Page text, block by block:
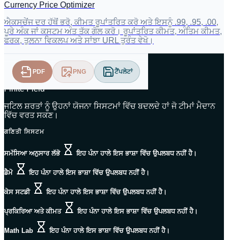
Currency Price Optimizer
ਐਕਸਚੇਂਜ ਦਰ ਹੱਥੋਂ ਭਰੋ, ਕੀਮਤ ਰੂਪਾਂਤਰਿਤ ਕਰੋ ਅਤੇ ਇਸਨੂੰ .99, .95, .00,
ਪੂਰੇ ਅੰਕ ਜਾਂ ਕਸਟਮ ਅੰਤ ਤੱਕ ਗੋਲ ਕਰੋ। ਰੂਪਾਂਤਰਿਤ ਕੀਮਤ, ਅੰਤਿਮ ਕੀਮਤ,
ਫਰਕ, ਤੁਲਨਾ ਵਿਕਲਪ ਅਤੇ ਸਾਂਝਾ URL ਤੁਰੰਤ ਵੇਖੋ।
PDF PNG ਟੈਂਪਲੇਟਾਂ
Finite Field
ਜਟਿਲ ਸ਼ਰਤਾਂ ਨੂੰ ਉਹਨਾਂ ਯੋਜਨਾ ਸਿਸਟਮਾਂ ਵਿੱਚ ਬਦਲਦੇ ਹਾਂ ਜੋ ਟੀਮਾਂ ਮੈਦਾਨ
ਵਿੱਚ ਵਰਤ ਸਕਣ।
ਗਣਿਤੀ ਸਿਸਟਮ
ਸਮੱਸਿਆ ਅਨੁਸਾਰ ਲੱਭੋ ਇਹ ਪੰਨਾ ਹਾਲੇ ਇਸ ਭਾਸ਼ਾ ਵਿੱਚ ਉਪਲਬਧ ਨਹੀਂ ਹੈ।
ਡੈਮੋ ਇਹ ਪੰਨਾ ਹਾਲੇ ਇਸ ਭਾਸ਼ਾ ਵਿੱਚ ਉਪਲਬਧ ਨਹੀਂ ਹੈ।
ਕੇਸ ਸਟਡੀ ਇਹ ਪੰਨਾ ਹਾਲੇ ਇਸ ਭਾਸ਼ਾ ਵਿੱਚ ਉਪਲਬਧ ਨਹੀਂ ਹੈ।
ਪ੍ਰਕਿਰਿਆ ਅਤੇ ਕੀਮਤ ਇਹ ਪੰਨਾ ਹਾਲੇ ਇਸ ਭਾਸ਼ਾ ਵਿੱਚ ਉਪਲਬਧ ਨਹੀਂ ਹੈ।
Math Lab ਇਹ ਪੰਨਾ ਹਾਲੇ ਇਸ ਭਾਸ਼ਾ ਵਿੱਚ ਉਪਲਬਧ ਨਹੀਂ ਹੈ।